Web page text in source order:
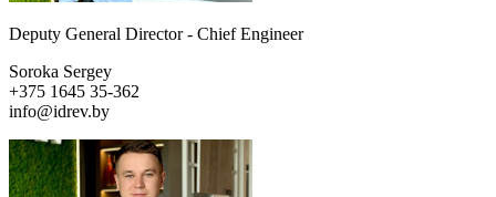
Deputy General Director - Chief Engineer
Soroka Sergey
+375 1645 35-362
info@idrev.by